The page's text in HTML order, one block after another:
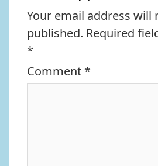
Your email address will
published. Required
*
Comment *